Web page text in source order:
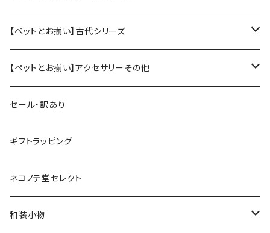
大（犬、大型猫用）
小（猫、小型犬用）
人間用アクセサリー
ピアス／イヤリング
ヘアバンド（大人用）
ペット用アクセサリー
スタイ（小）
スタイ（大）
人間用アクセサリー
ヘアアクセサリー
ピアス・イヤリング
【ペットとお揃い】古代シリーズ
ペット用アクセサリー
みずら、貫頭衣
首輪
人間用アクセサリー
ピアス、ブローチ、ヘアアクセサリーなど
ぬいぐるみキーホルダー
その他、雑貨類
【ペットとお揃い】アクセサリーその他
ペット用
人間用
セール・訳あり
ギフトラッピング
ネコノテ堂セレクト
和装小物